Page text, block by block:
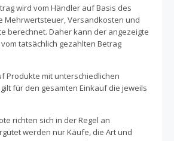
bekommst Du den ganzen Spaß
auch noch günstiger.
wird vom Händler auf Basis des
Mehrwertsteuer, Versandkosten und
berechnet. Daher kann der angezeigte
tatsächlich gezahlten Betrag
Produkte mit unterschiedlichen
für den gesamten Einkauf die jeweils
richten sich in der Regel an
werden nur Käufe, die Art und